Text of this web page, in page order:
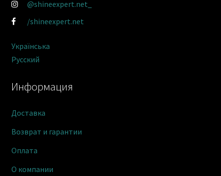
Информация
Доставка
Возврат и гарантии
Оплата
О компании
@shineexpert.net_
/shineexpert.net
Українська
Русский